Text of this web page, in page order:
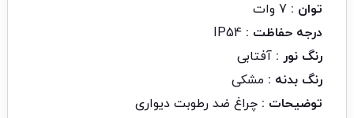
توان :
درجه حفاظت :
رنگ نور : آفتابی
رنگ بدنه : مشکی
توضیحات : چراغ ضد رطوبت دیواری